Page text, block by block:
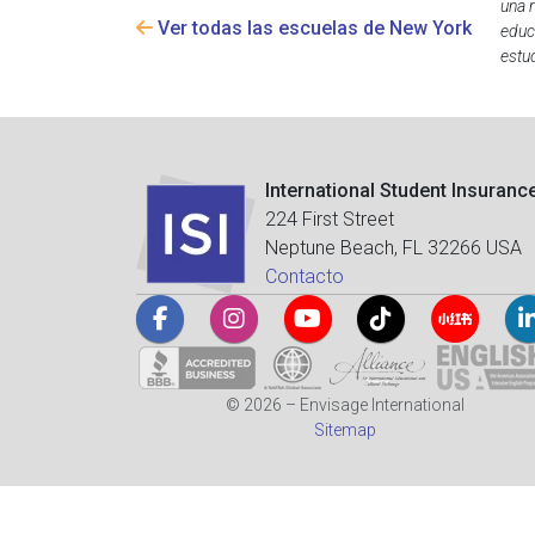
Ver todas las escuelas de New York
una
International Student
224 First Street
Neptune Beach, FL 32266 USA
Contacto
© 2026 – Envisage International
Sitemap